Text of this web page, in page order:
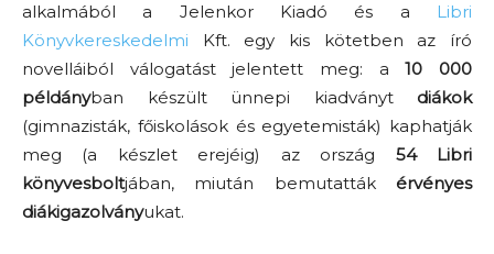
alkalmából a Jelenkor Kiadó és a
Libri
Könyvkereskedelmi Kft. egy kis kötetben az író
novelláiból válogatást jelentett meg: a10 000
példányban készült ünnepi kiadványt diákok
(gimnazisták, főiskolások és egyetemisták) kaphatják
meg (a készlet erejéig) az ország 54 Libri
könyvesboltjában, miután bemutatták érvényes
diákigazolványukat.